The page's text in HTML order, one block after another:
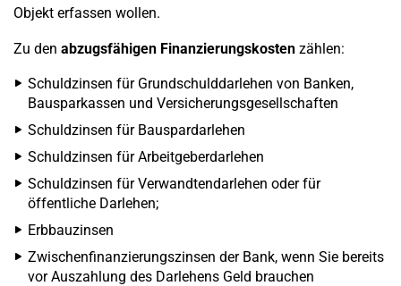
Objekt erfassen wollen.
Zu den abzugsfähigen Finanzierungskosten zählen:
Schuldzinsen für Grundschulddarlehen von Banken,
Bausparkassen und Versicherungsgesellschaften
Schuldzinsen für Bauspardarlehen
Schuldzinsen für Arbeitgeberdarlehen
Schuldzinsen für Verwandtendarlehen oder für
öffentliche Darlehen;
Erbbauzinsen
Zwischenfinanzierungszinsen der Bank, wenn Sie bereits
vor Auszahlung des Darlehens Geld brauchen